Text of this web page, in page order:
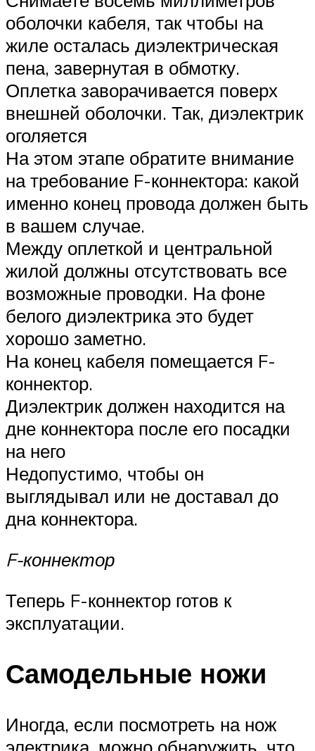
оболочки кабеля, так чтобы на
жиле осталась диэлектрическая
пена, завернутая в обмотку.
Оплетка заворачивается поверх
внешней оболочки. Так, диэлектрик
оголяется
На этом этапе обратите внимание
на требование F-коннектора: какой
именно конец провода должен быть
в вашем случае.
Между оплеткой и центральной
жилой должны отсутствовать все
возможные проводки. На фоне
белого диэлектрика это будет
хорошо заметно.
На конец кабеля помещается F-
коннектор.
Диэлектрик должен находится на
дне коннектора после его посадки
на него
Недопустимо, чтобы он
выглядывал или не доставал до
дна коннектора.
F-коннектор
Теперь F-коннектор готов к
эксплуатации.
Самодельные ножи
Иногда, если посмотреть на нож